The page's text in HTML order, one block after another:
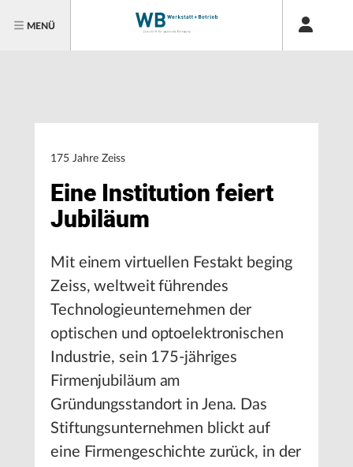
MENÜ
175 Jahre Zeiss
Eine Institution feiert
Jubiläum
Mit einem virtuellen Festakt beging
Zeiss, weltweit führendes
Technologieunternehmen der
optischen und optoelektronischen
Industrie, sein 175-jähriges
Firmenjubiläum am
Gründungsstandort in Jena. Das
Stiftungsunternehmen blickt auf
eine Firmengeschichte zurück, in der